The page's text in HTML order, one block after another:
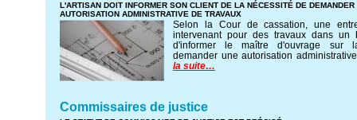
L'ARTISAN DOIT INFORMER SON CLIENT DE LA NÉCESSITÉ DE DEMANDER
AUTORISATION ADMINISTRATIVE DE TRAVAUX
Selon la Cour de cassation, une
intervenant pour des travaux dans un
d'informer le maître d'ouvrage sur
demander une autorisation
la suite…
Commissaires de justice